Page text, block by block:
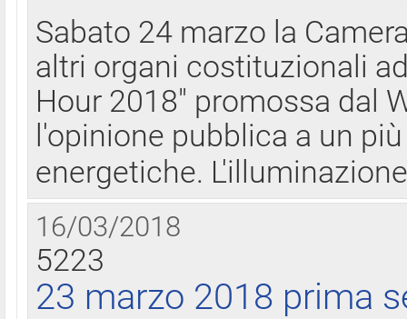
Sabato 24 marzo la
altri organi costituzionali
Hour 2018" promossa dal
l'opinione pubblica a un
energetiche.
16/03/2018
5223
23 marzo 2018 prima